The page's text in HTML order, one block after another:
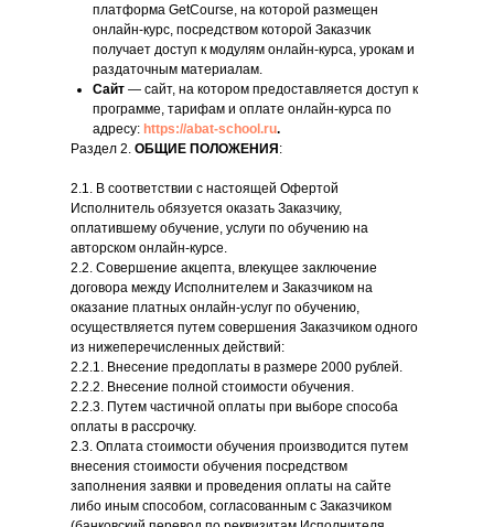
платформа GetCourse, на которой размещен
онлайн-курс, посредством которой Заказчик
получает доступ к модулям онлайн-курса, урокам и
раздаточным материалам.
Сайт — сайт, на котором предоставляется доступ к
программе, тарифам и оплате онлайн-курса по
адресу: https://abat-school.ru.
Раздел 2. ОБЩИЕ ПОЛОЖЕНИЯ :
2.1. В соответствии с настоящей Офертой
Исполнитель обязуется оказать Заказчику,
оплатившему обучение, услуги по обучению на
авторском онлайн-курсе.
2.2. Совершение акцепта, влекущее заключение
договора между Исполнителем и Заказчиком на
оказание платных онлайн-услуг по обучению,
осуществляется путем совершения Заказчиком одного
из нижеперечисленных действий:
2.2.1. Внесение предоплаты в размере 2000 рублей.
2.2.2. Внесение полной стоимости обучения.
2.2.3. Путем частичной оплаты при выборе способа
оплаты в рассрочку.
2.3. Оплата стоимости обучения производится путем
внесения стоимости обучения посредством
заполнения заявки и проведения оплаты на сайте
либо иным способом, согласованным с Заказчиком